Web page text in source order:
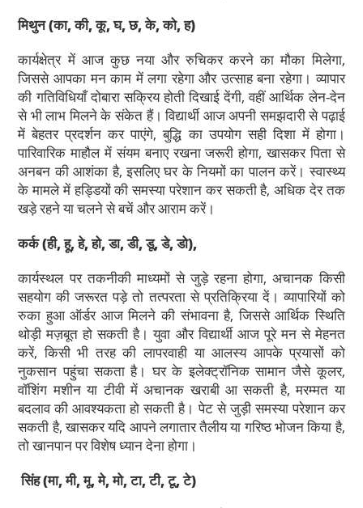
मिथुन(का, की, कू, घ, छ, के, को, ह)
कार्यक्षेत्र में आज कुछ नया और रुचिकर करने का मौका मिलेगा,
जिससे आपका मन काम में लगा रहेगा और उत्साह बना रहेगा। व्यापार
की गतिविधियाँ दोबारा सक्रिय होती दिखाई देंगी, वहीं आर्थिक लेन-देन
से भी लाभ मिलने के संकेत हैं। विद्यार्थी आज अपनी समझदारी से पढ़ाई
में बेहतर प्रदर्शन कर पाएंगे, बुद्धि का उपयोग सही दिशा में होगा।
पारिवारिक माहौल में संयम बनाए रखना जरूरी होगा, खासकर पिता से
अनबन की आशंका है, इसलिए घर के नियमों का पालन करें। स्वास्थ्य
के मामले में हड्डियों की समस्या परेशान कर सकती है, अधिक देर तक
खड़े रहने या चलने से बचें और आराम करें।
कर्क (ही, हू, हे, हो, डा, डी, डू, डे, डो),
कार्यस्थल पर तकनीकी माध्यमों से जुड़े रहना होगा, अचानक किसी
सहयोग की जरूरत पड़े तो तत्परता से प्रतिक्रिया दें। व्यापारियों को
रुका हुआ ऑर्डर आज मिलने की संभावना है, जिससे आर्थिक स्थिति
थोड़ी मज़बूत हो सकती है। युवा और विद्यार्थी आज पूरे मन से मेहनत
करें, किसी भी तरह की लापरवाही या आलस्य आपके प्रयासों को
नुकसान पहुंचा सकता है। घर के इलेक्ट्रॉनिक सामान जैसे कूलर,
वॉशिंग मशीन या टीवी में अचानक खराबी आ सकती है, मरम्मत या
बदलाव की आवश्यकता हो सकती है। पेट से जुड़ी समस्या परेशान कर
सकती है, खासकर यदि आपने लगातार तैलीय या गरिष्ठ भोजन किया है,
तो खानपान पर विशेष ध्यान देना होगा।
सिंह(मा, मी, मू, मे, मो, टा, टी, टू, टे)